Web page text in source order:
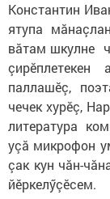
Константин
ятупа
вăтам шкулне
паллашӗç,
чечек хурӗç,
литература
уçă микрофон
çак кун чăн-
йӗркелӳçӗсем.